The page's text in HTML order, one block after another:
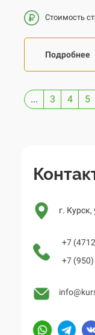
Стоимость
Подробнее
... 3 4 5
г.
+7
+7